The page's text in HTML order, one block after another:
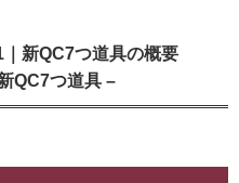
新QC7つ道具の概要
QC7つ道具 –